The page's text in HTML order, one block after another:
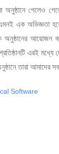
গেলেও
এক অভিজ্ঞতা
অনুষ্ঠানের আয়োজন
এরই
তারা আমাদের
Software